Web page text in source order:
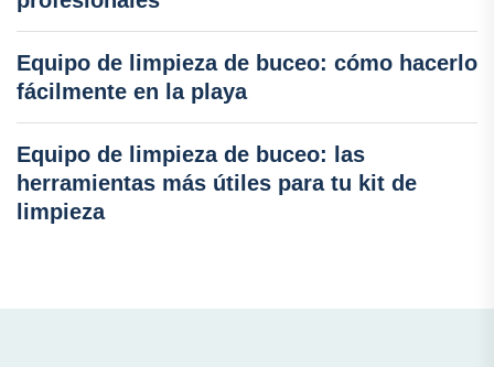
Equipo de limpieza de buceo: cómo hacerlo
fácilmente en la playa
Equipo de limpieza de buceo: las
herramientas más útiles para tu kit de
limpieza